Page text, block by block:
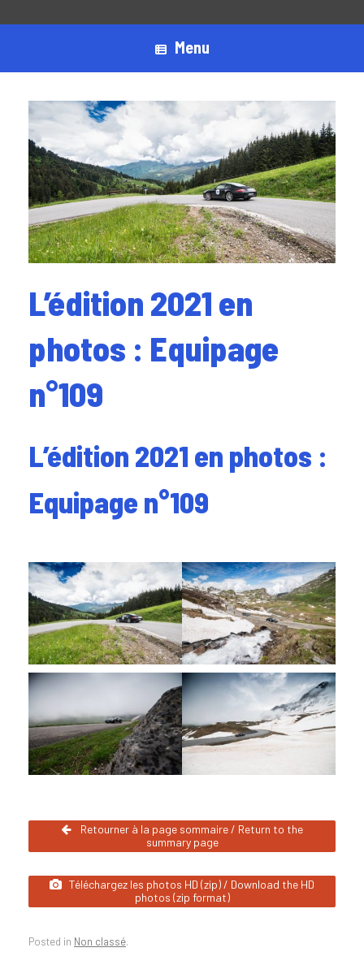
Menu
L’édition 2021 en
photos : Equipage
n°109
L’édition 2021 en photos :
Equipage n°109
Retourner à la page sommaire / Return to the
summary page
Téléchargez les photos HD (zip) / Download the HD
photos (zip format)
Posted in Non classé.